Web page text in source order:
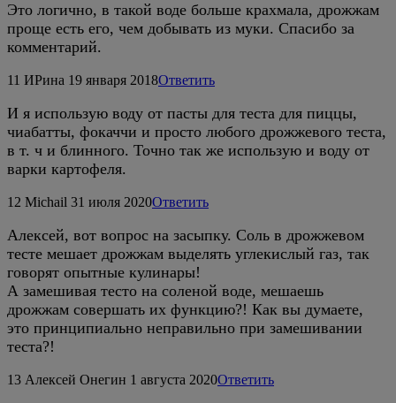
Это логично, в такой воде больше крахмала, дрожжам
проще есть его, чем добывать из муки. Спасибо за
комментарий.
11 ИРина 19 января 2018Ответить
И я использую воду от пасты для теста для пиццы,
чиабатты, фокаччи и просто любого дрожжевого теста,
в т. ч и блинного. Точно так же использую и воду от
варки картофеля.
12 Michail 31 июля 2020Ответить
Алексей, вот вопрос на засыпку. Соль в дрожжевом
тесте мешает дрожжам выделять углекислый газ, так
говорят опытные кулинары!
А замешивая тесто на соленой воде, мешаешь
дрожжам совершать их функцию?! Как вы думаете,
это принципиально неправильно при замешивании
теста?!
13 Алексей Онегин 1 августа 2020Ответить